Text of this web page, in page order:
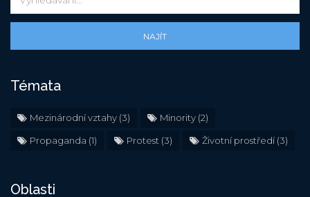
NAJÍT
Témata
Mezinárodní vztahy (3) Minority (2)
Propaganda (1) Protest (3) Životní prostředí(3)
Oblasti